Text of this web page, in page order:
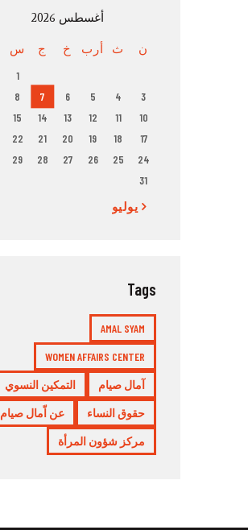
أغسطس 2026
ن ث أرب خ ج س
1
3
4
5
6
7
8
10
11
12
13
14
15
17
18
19
20
21
22
24
25
26
27
28
29
31
« يوليو
Tags
AMAL SYAM
WOMEN AFFAIRS CENTER
آمال صيام التمكين النسوي
حقوق النساء عن اّمال صيام
مركز شؤون المرأة